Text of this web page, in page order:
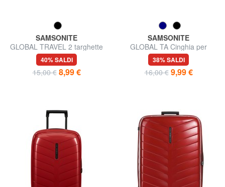
SAMSONITE
GLOBAL TRAVEL 2 targhette
portanome
40% SALDI
15,00 € 8,99 €
SAMSONITE
GLOBAL TA Cinghia per
bagagli 50mm
38% SALDI
16,00 € 9,99 €